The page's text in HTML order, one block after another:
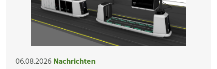
06.08.2026Nachrichten